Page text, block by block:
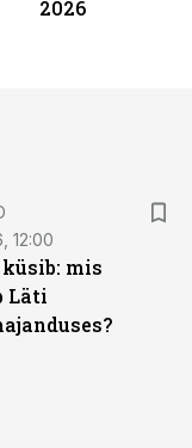
2026
12:00
küsib: mis
Läti